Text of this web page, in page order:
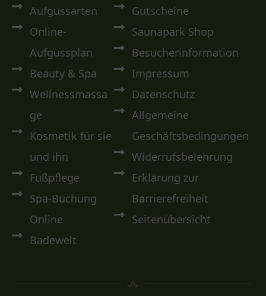
Aufgussarten
Online-
Aufgussplan
Beauty & Spa
Wellnessmassa
ge
Kosmetik für sie
und ihn
Fußpflege
Spa-Buchung
Online
Badewelt
Gutscheine
Saunapark Shop
Besucherinformation
Impressum
Datenschutz
Allgemeine
Geschäftsbedingungen
Widerrufsbelehrung
Erklärung zur
Barrierefreiheit
Seitenübersicht